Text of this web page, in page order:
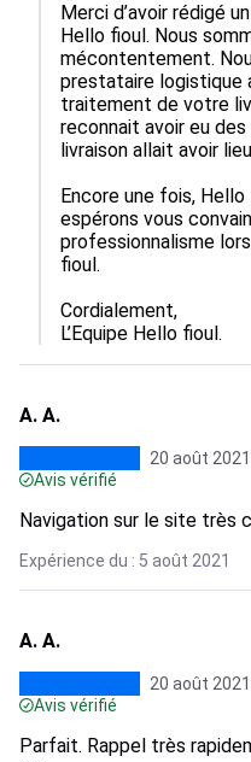
Merci d’avoir rédigé
Hello fioul. Nous
mécontentement.
prestataire logistique
traitement de votre
reconnait avoir eu
livraison allait avoir
Encore une fois,
espérons vous
professionnalisme
fioul.
Cordialement,
A. A.
20 août 2021
Avis vérifié
Navigation sur le site très
Expérience du : 5 août 2021
A. A.
20 août 2021
Avis vérifié
Parfait. Rappel très